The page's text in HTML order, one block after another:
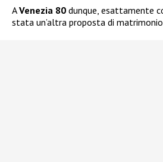
AVenezia 80 dunque, esattamente
stata un’altra proposta di